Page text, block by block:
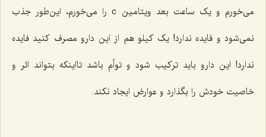
می‌خورم و یک ساعت بعد ویتامین c را می‌خورم، این‌طور جذب
نمی‌شود و فایده ندارد! یک کیلو هم از این دارو مصرف کنید فایده
ندارد! این دارو باید ترکیب شود و توأم باشد تااینکه بتواند اثر و
خاصیت خودش را بگذارد و عوارض ایجاد نکند.